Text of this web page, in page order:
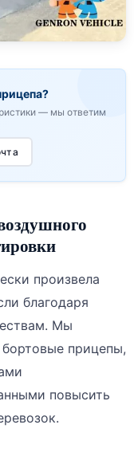
— мы ответим
произвела
благодаря
Мы
прицепы,
повысить